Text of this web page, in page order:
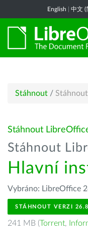
English 中文 (
Stáhnout /
Stáhnout
Stáhnout
Hlavní
Vybráno: LibreOffice
STÁHNOUT VERZI
241 MB (Torrent,